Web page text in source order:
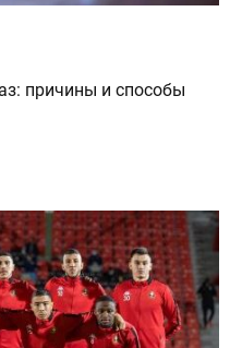
причины и способы